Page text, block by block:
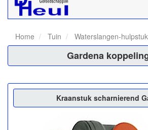
Home Tuin Waterslangen-
Gardena
Kraanstuk scharnierend